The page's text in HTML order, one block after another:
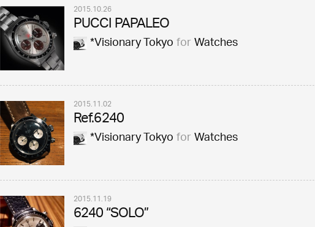
2015.10.26
PUCCI PAPALEO
*Visionary TokyoforWatches
2015.11.02
Ref.6240
*Visionary TokyoforWatches
2015.11.19
6240 “SOLO”